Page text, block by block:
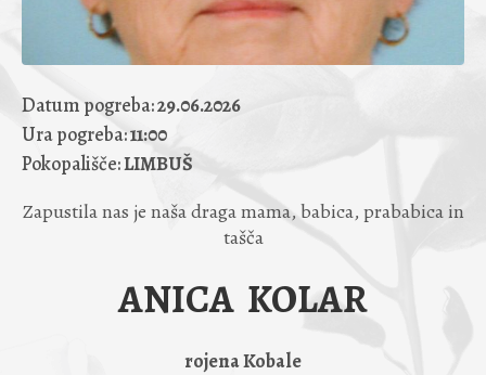
Datum pogreba:29.06.2026
Ura pogreba:11:00
Pokopališče:LIMBUŠ
Zapustila nas je naša draga mama, babica, prababica in
tašča
ANICA KOLAR
rojena Kobale